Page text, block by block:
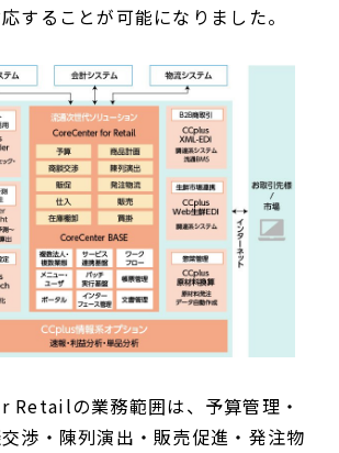
することが可能になりました。
の業務範囲は、予算管理・
渉・陳列演出・販売促進・発注物